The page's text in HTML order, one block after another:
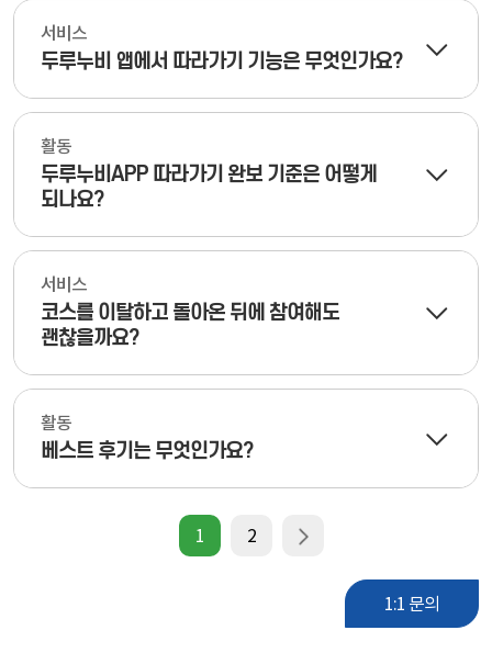
서비스
두루누비 앱에서 따라가기 기능은 무엇인가요?
활동
두루누비APP 따라가기 완보 기준은 어떻게
되나요?
서비스
코스를 이탈하고 돌아온 뒤에 참여해도
괜찮을까요?
활동
베스트 후기는 무엇인가요?
1 2
1:1 문의